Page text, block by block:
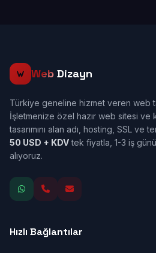
Web Dizayn
Türkiye geneline hizmet veren web
İşletmenize özel hazır web sitesi ve
tasarımını alan adı, hosting, SSL ve
50 USD + KDVtek fiyatla, 1-3 iş
alıyoruz.
Hızlı Bağlantılar